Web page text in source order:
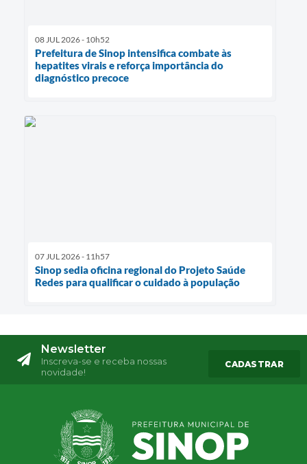
08 JUL 2026 - 10h52
Prefeitura de Sinop intensifica combate às
hepatites virais e reforça importância do
diagnóstico precoce
07 JUL 2026 - 11h57
Sinop sedia oficina regional do Projeto Saúde
Redes para qualificar o cuidado à população
Newsletter
Inscreva-se e receba nossas
novidade!
CADASTRAR